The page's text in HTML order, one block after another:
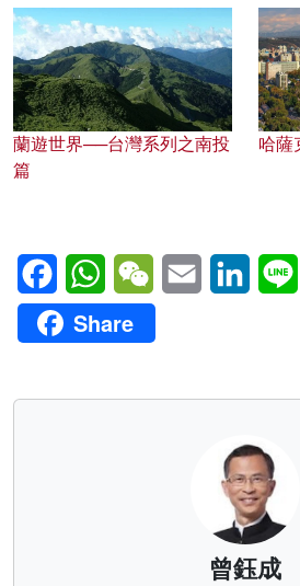
蘭遊世界──台灣系列之南投
篇
哈薩
FacebookWhatsAppWeChatEmail
Share
曾鈺成